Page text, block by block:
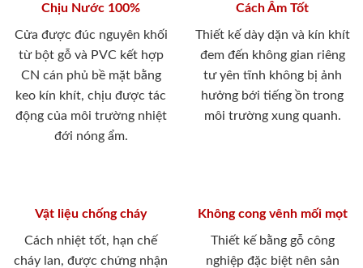
Chịu Nước 100%
Cửa được đúc nguyên khối
từ bột gỗ và PVC kết hợp
CN cán phủ bề mặt bằng
keo kín khít, chịu được tác
động của môi trường nhiệt
đới nóng ẩm.
Cách Âm Tốt
Thiết kế dày dặn và kín khít
đem đến không gian riêng
tư yên tĩnh không bị ảnh
hưởng bới tiếng ồn trong
môi trường xung quanh.
Vật liệu chống cháy
Cách nhiệt tốt, hạn chế
cháy lan, được chứng nhận
Không cong vênh mối mọt
Thiết kế bằng gỗ công
nghiệp đặc biệt nên sản